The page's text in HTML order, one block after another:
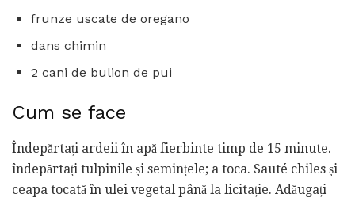
frunze uscate de oregano
dans chimin
2 cani de bulion de pui
Cum se face
Îndepărtați ardeii în apă fierbinte timp de 15 minute.
îndepărtați tulpinile și semințele; a toca. Sauté chiles și
ceapa tocată în ulei vegetal până la licitație. Adăugați